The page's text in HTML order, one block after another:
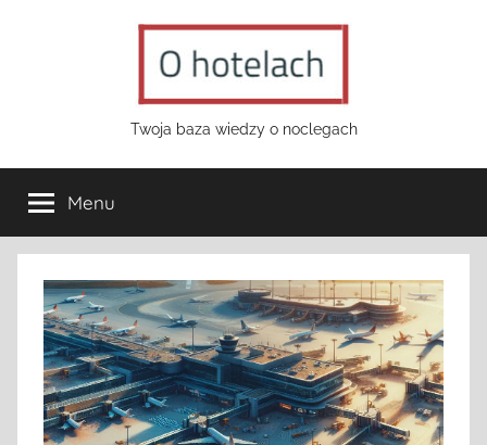
hotelach.pl
Twoja baza wiedzy o noclegach
Menu